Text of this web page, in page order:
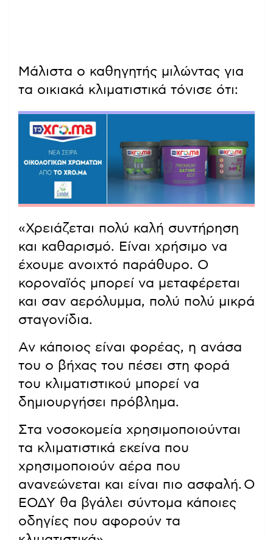
Μάλιστα ο καθηγητής μιλώντας για
τα οικιακά κλιματιστικά τόνισε ότι:
«Χρειάζεται πολύ καλή συντήρηση
και καθαρισμό. Είναι χρήσιμο να
έχουμε ανοιχτό παράθυρο. Ο
κοροναϊός μπορεί να μεταφέρεται
και σαν αερόλυμμα, πολύ πολύ μικρά
σταγονίδια.
Αν κάποιος είναι φορέας, η ανάσα
του ο βήχας του πέσει στη φορά
του κλιματιστικού μπορεί να
δημιουργήσει πρόβλημα.
Στα νοσοκομεία χρησιμοποιούνται
τα κλιματιστικά εκείνα που
χρησιμοποιούν αέρα που
ανανεώνεται και είναι πιο ασφαλή. Ο
ΕΟΔΥ θα βγάλει σύντομα κάποιες
οδηγίες που αφορούν τα